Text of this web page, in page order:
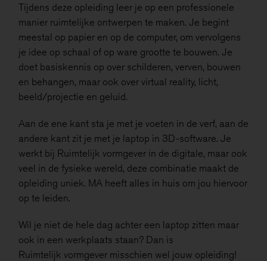
Tijdens deze opleiding leer je op een professionele
manier ruimtelijke ontwerpen te maken. Je begint
meestal op papier en op de computer, om vervolgens
je idee op schaal of op ware grootte te bouwen. Je
doet basiskennis op over schilderen, verven, bouwen
en behangen, maar ook over virtual reality, licht,
beeld/projectie en geluid.
Aan de ene kant sta je met je voeten in de verf, aan de
andere kant zit je met je laptop in 3D-software. Je
werkt bij Ruimtelijk vormgever in de digitale, maar ook
veel in de fysieke wereld, deze combinatie maakt de
opleiding uniek. MA heeft alles in huis om jou hiervoor
op te leiden.
Wil je niet de hele dag achter een laptop zitten maar
ook in een werkplaats staan? Dan is
Ruimtelijk vormgever misschien wel jouw opleiding!